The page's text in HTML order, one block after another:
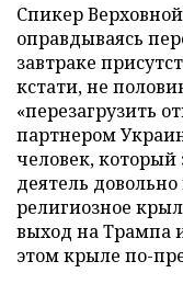
Спикер
оправдываясь
завтраке
кстати, не
«перезагрузить
партнером
человек,
деятель
религиозное
выход на Трампа
этом крыле по-